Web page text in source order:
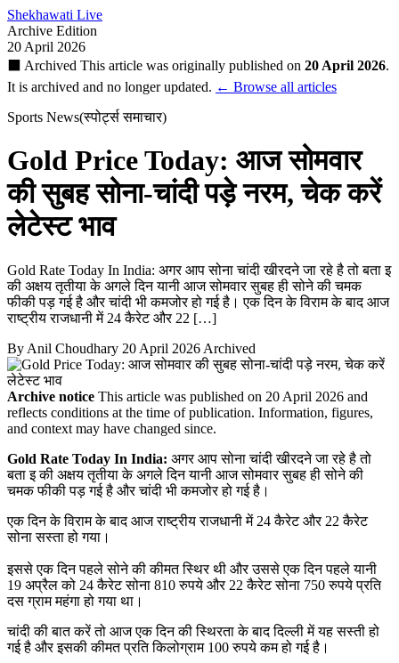
Shekhawati Live
Archive Edition
20 April 2026
⬛ Archived This article was originally published on 20 April 2026.
It is archived and no longer updated. ← Browse all articles
Sports News(स्पोर्ट्स समाचार)
Gold Price Today: आज सोमवार
की सुबह सोना-चांदी पड़े नरम, चेक करें
लेटेस्ट भाव
Gold Rate Today In India: अगर आप सोना चांदी खीरदने जा रहे है तो बता इ
की अक्षय तृतीया के अगले दिन यानी आज सोमवार सुबह ही सोने की चमक
फीकी पड़ गई है और चांदी भी कमजोर हो गई है। एक दिन के विराम के बाद आज
राष्ट्रीय राजधानी में 24 कैरेट और 22 […]
By Anil Choudhary 20 April 2026 Archived
Archive notice This article was published on 20 April 2026 and
reflects conditions at the time of publication. Information, figures,
and context may have changed since.
Gold Rate Today In India: अगर आप सोना चांदी खीरदने जा रहे है तो
बता इ की अक्षय तृतीया के अगले दिन यानी आज सोमवार सुबह ही सोने की
चमक फीकी पड़ गई है और चांदी भी कमजोर हो गई है।
एक दिन के विराम के बाद आज राष्ट्रीय राजधानी में 24 कैरेट और 22 कैरेट
सोना सस्ता हो गया।
इससे एक दिन पहले सोने की कीमत स्थिर थी और उससे एक दिन पहले यानी
19 अप्रैल को 24 कैरेट सोना 810 रुपये और 22 कैरेट सोना 750 रुपये प्रति
दस ग्राम महंगा हो गया था।
चांदी की बात करें तो आज एक दिन की स्थिरता के बाद दिल्ली में यह सस्ती हो
गई है और इसकी कीमत प्रति किलोग्राम 100 रुपये कम हो गई है।